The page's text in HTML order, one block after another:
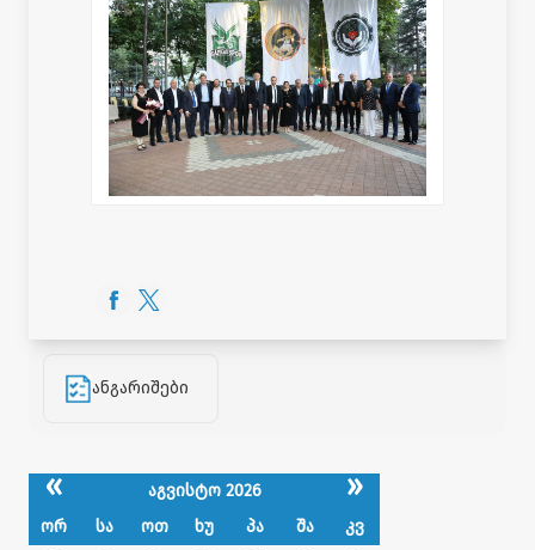
ანგარიშები
« აგვისტო 2026 »
ორ სა ოთ ხუ პა შა
კვ